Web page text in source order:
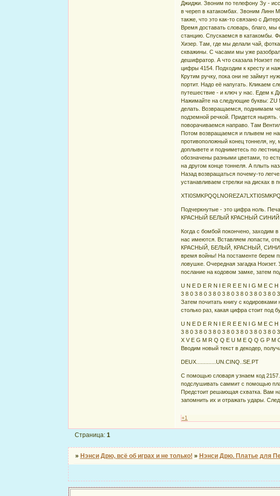
Джиджи. Звоним по телефону Зу -
в череп в катакомбах. Звоним Линн
также, что это как-то связано с
Время доставать словарь, благо, мы
станцию. Спускаемся в катакомбы.
Хизер. Там, где мы делали чай,
скважины. С часами мы уже
дешифратор. А что сказала Ноизет
цифры 4154. Подходим к кресту и
Крутим ручку, пока они не займут
портит. Надо её напугать. Кликаем
путешествие - и ключ у нас. Едем к
Нажимайте на следующие буквы: ZU
делать. Возвращаемся, поднимаем
подземной речкой. Придется
поворачиваемся направо. Там
Потом возвращаемся и плывем не
противоположный конец тоннеля,
доплывете и подниметесь по
обозначены разными цветами, то
на другом конце тоннеля. А плыть
Назад возвращаться почему-то
устанавливаем стрелки на дисках в
Подчеркнутые - это цифра ноль.
КРАСНЫЙ БЕЛЫЙ КРАСНЫЙ СИНИЙ
Когда с бомбой покончено, заходим
нас имеются. Вставляем лопасти,
КРАСНЫЙ, БЕЛЫЙ, КРАСНЫЙ, СИНИЙ,
время войны! На постаменте берем
ловушке. Очередная загадка
послание на кодовом замке, затем
U N E D E R N I E R E E N I G M E C H
3 8 0 3 8 0 3 8 0 3 8 0 3 8 0 3 8 0 3 8 0
Затем почитать книгу с
столько раз, какая цифра стоит под
U N E D E R N I E R E E N I G M E C H
3 8 0 3 8 0 3 8 0 3 8 0 3 8 0 3 8 0 3 8 0
X V E G M R Q Q E U M E Q Q G P M
Вводим новый текст в декодер,
DEUX.............UN.CINQ..SE.PT
С помощью словаря узнаем код
подслушивать саммит с помощью
Предстоит решающая схватка. Вам
запомнить их и отражать удары.
+1
Страница: 1
» Нэнси Дрю, всё об играх и не только! » Нэнси Дрю. Платье для